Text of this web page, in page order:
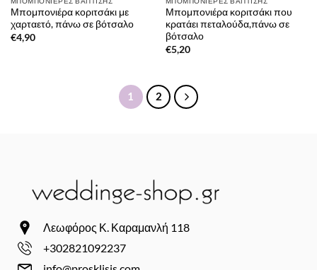
Μπομπονιέρα κοριτσάκι με
χαρταετό, πάνω σε βότσαλο
€4,90
Μπομπονιέρα κοριτσάκι που
κρατάει πεταλούδα,πάνω σε
βότσαλο
€5,20
1 2
Λεωφόρος Κ. Καραμανλή 118
+302821092237